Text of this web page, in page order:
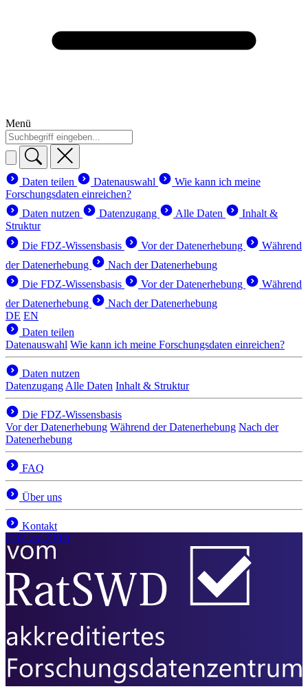
Menü
Daten teilen Datenauswahl
Wie kann ich meine
Forschungsdaten einreichen?
Daten nutzen
Datenzugang Alle Daten
Inhalt &
Struktur
Die FDZ-Wissensbasis
Vor der Datenerhebung
Während
der Datenerhebung
Nach der Datenerhebung
Die FDZ-Wissensbasis
Vor der Datenerhebung
Während
der Datenerhebung
Nach der Datenerhebung
DE EN
Daten teilen
Datenauswahl Wie kann ich meine Forschungsdaten einreichen?
Daten nutzen
Datenzugang Alle Daten Inhalt & Struktur
Die FDZ-Wissensbasis
Vor der Datenerhebung Während der Datenerhebung Nach der
Datenerhebung
FAQ
Über uns
Kontakt
FDZ am ZPID